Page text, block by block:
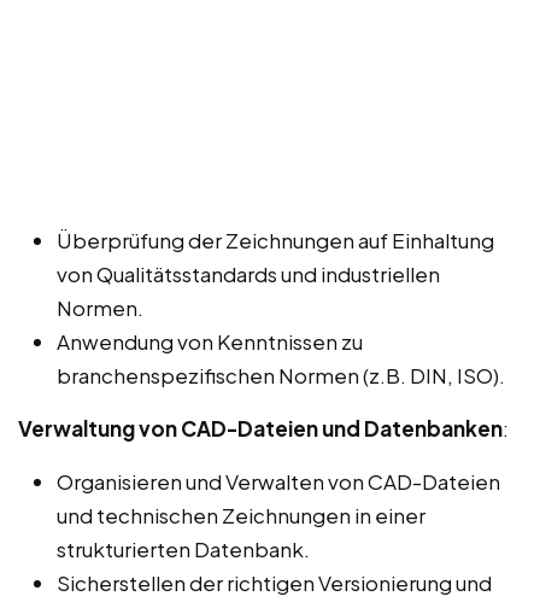
Überprüfung der Zeichnungen auf Einhaltung
von Qualitätsstandards und industriellen
Normen.
Anwendung von Kenntnissen zu
branchenspezifischen Normen (z.B. DIN, ISO).
Verwaltung von CAD-Dateien und Datenbanken:
Organisieren und Verwalten von CAD-Dateien
und technischen Zeichnungen in einer
strukturierten Datenbank.
Sicherstellen der richtigen Versionierung und